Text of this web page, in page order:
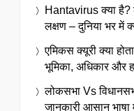
Hantavirus क्या
लक्षण – दुनिया भर में
एमिकस क्यूरी क्या
भूमिका, अधिकार और
लोकसभा Vs
जानकारी आसान भाषा